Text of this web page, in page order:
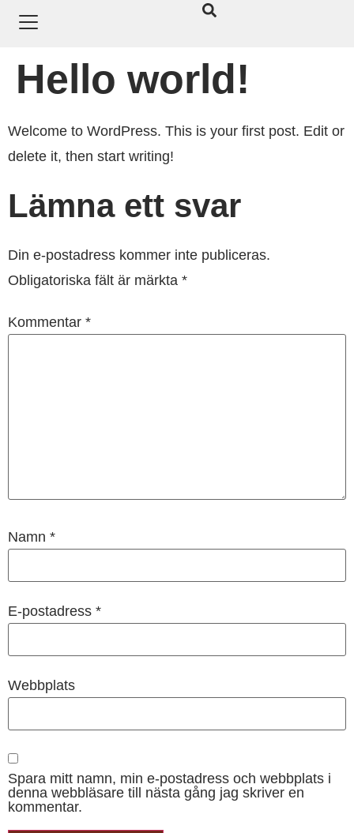
Hello world!
Welcome to WordPress. This is your first post. Edit or
delete it, then start writing!
Lämna ett svar
Din e-postadress kommer inte publiceras.
Obligatoriska fält är märkta *
Kommentar *
Namn *
E-postadress *
Webbplats
Spara mitt namn, min e-postadress och webbplats i
denna webbläsare till nästa gång jag skriver en
kommentar.